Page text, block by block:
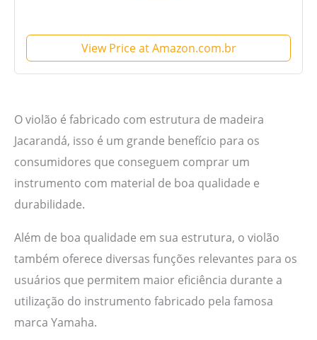
View Price at Amazon.com.br
O violão é fabricado com estrutura de madeira
Jacarandá, isso é um grande benefício para os
consumidores que conseguem comprar um
instrumento com material de boa qualidade e
durabilidade.
Além de boa qualidade em sua estrutura, o violão
também oferece diversas funções relevantes para os
usuários que permitem maior eficiência durante a
utilização do instrumento fabricado pela famosa
marca Yamaha.